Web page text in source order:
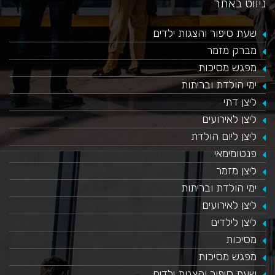
ניווט באתר
שעת סיפור והצגות ילדים
מברק מזמר
מפגש מסיכות
ימי הולדת ובריתות
ליצן דתי
ליצן לאירועים
ליצן ליום הולדת
פנטומימאי
ליצן מזמר
ימי הולדת ובריתות
ליצן לאירועים
ליצן לילדים
מסיכות
מפגש מסיכות